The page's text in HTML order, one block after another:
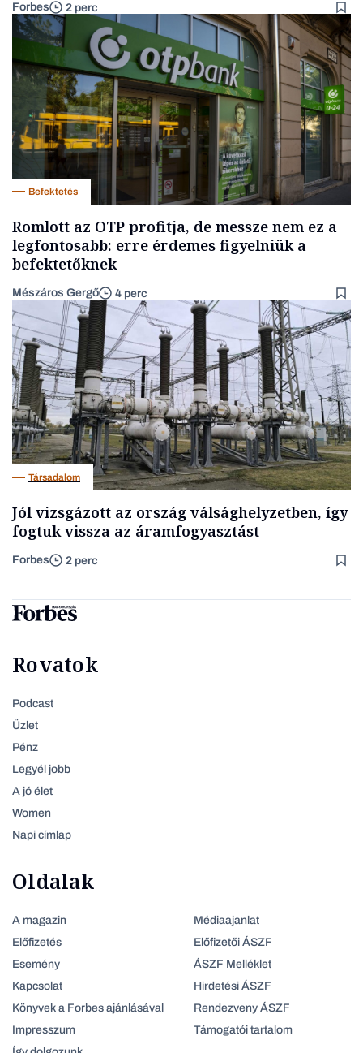
Forbes 2 perc
Befektetés
Romlott az OTP profitja, de messze nem ez a
legfontosabb: erre érdemes figyelniük a
befektetőknek
Mészáros Gergő 4 perc
Társadalom
Jól vizsgázott az ország válsághelyzetben, így
fogtuk vissza az áramfogyasztást
Forbes 2 perc
Rovatok
Podcast
Üzlet
Pénz
Legyél jobb
A jó élet
Women
Napi címlap
Oldalak
A magazin
Előfizetés
Esemény
Kapcsolat
Könyvek a Forbes ajánlásával
Impresszum
Médiaajanlat
Előfizetői ÁSZF
ÁSZF Melléklet
Hirdetési ÁSZF
Rendezveny ÁSZF
Támogatói tartalom